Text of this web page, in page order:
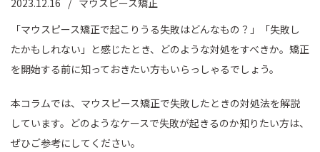
2023.12.16
マウスピース矯正
「マウスピース矯正で起こりうる失敗はどんなもの？」「失敗し
たかもしれない」と感じたとき、どのような対処をすべきか。矯正
を開始する前に知っておきたい方もいらっしゃるでしょう。
本コラムでは、マウスピース矯正で失敗したときの対処法を解説
しています。どのようなケースで失敗が起きるのか知りたい方は、
ぜひご参考にしてください。